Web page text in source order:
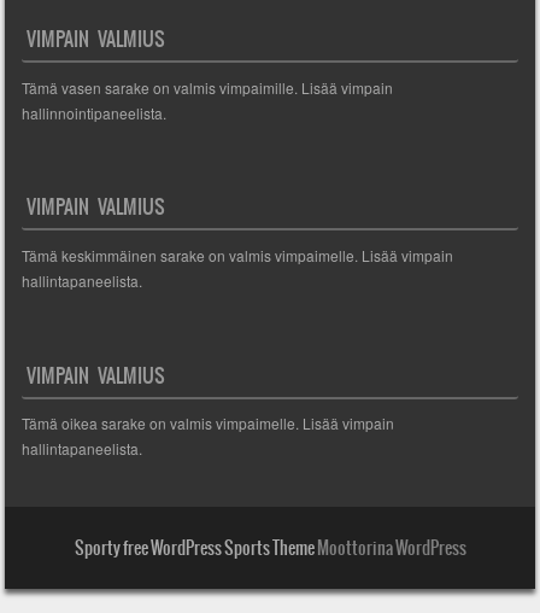
VIMPAIN VALMIUS
Tämä vasen sarake on valmis vimpaimille. Lisää vimpain
hallinnointipaneelista.
VIMPAIN VALMIUS
Tämä keskimmäinen sarake on valmis vimpaimelle. Lisää vimpain
hallintapaneelista.
VIMPAIN VALMIUS
Tämä oikea sarake on valmis vimpaimelle. Lisää vimpain
hallintapaneelista.
Sporty free WordPress Sports ThemeMoottorina WordPress